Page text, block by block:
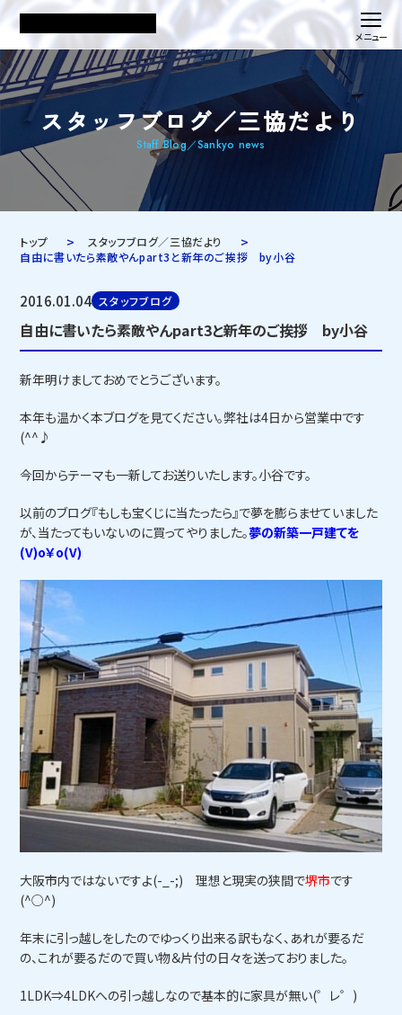
スタッフブログ／三協だより
Staff Blog／Sankyo news
トップ
スタッフブログ／三協だより
自由に書いたら素敵やんpart3と新年のご挨拶 by小谷
2016.01.04 スタッフブログ
自由に書いたら素敵やんpart3と新年のご挨拶 by小谷
新年明けましておめでとうございます。
本年も温かく本ブログを見てください。弊社は4日から営業中です
(^^♪
今回からテーマも一新してお送りいたします。小谷です。
以前のブログ『もしも宝くじに当たったら』で夢を膨らませていました
が、当たってもいないのに買ってやりました。夢の新築一戸建てを
(V)o￥o(V)
大阪市内ではないですよ(-_-;) 理想と現実の狭間で堺市です
(^○^)
年末に引っ越しをしたのでゆっくり出来る訳もなく、あれが要るだ
の、これが要るだので買い物＆片付の日々を送っておりました。
1LDK⇒4LDKへの引っ越しなので基本的に家具が無い(゜レ゜)